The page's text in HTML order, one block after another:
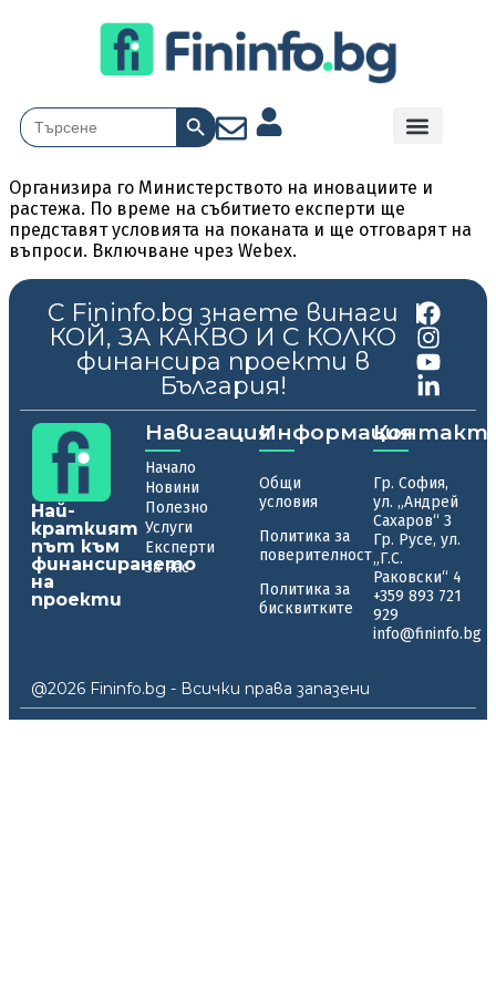
Search
for:
Search Button
Организира го Министерството на иновациите и
растежа. По време на събитието експерти ще
представят условията на поканата и ще отговарят на
въпроси. Включване чрез Webex.
С Fininfo.bg знаете винаги
КОЙ, ЗА КАКВО И С КОЛКО
финансира проекти в
България!
|
Най-
краткият
път към
финансирането
на
проекти
Навигация
Начало
Новини
Полезно
Услуги
Експерти
За нас
Информация
Общи
условия
Политика за
поверителност
Политика за
бисквитките
Гр. София,
ул. „Андрей
Сахаров“ 3
Гр. Русе, ул.
„Г.С.
Раковски“ 4
+359 893 721
929
info@fininfo.bg
@2026 Fininfo.bg - Всички права запазени